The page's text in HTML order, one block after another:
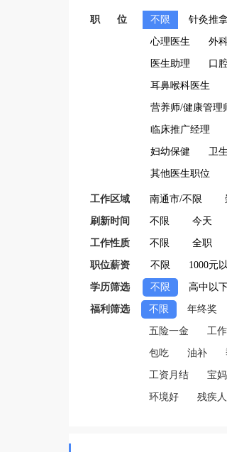
职 位 不限 针灸推
心理医生 外
医生助理 口
耳鼻喉科医生
营养师/健康管理
临床推广经理
妇幼保健 卫
其他医生职位
工作区域 南通市/不限
刷新时间 不限 今天
工作性质 不限 全职
职位薪资 不限 1000元
学历筛选 不限 高中以
福利筛选 不限 年终奖
五险一金 工
包吃 油补
工资月结 宝
环境好 残疾